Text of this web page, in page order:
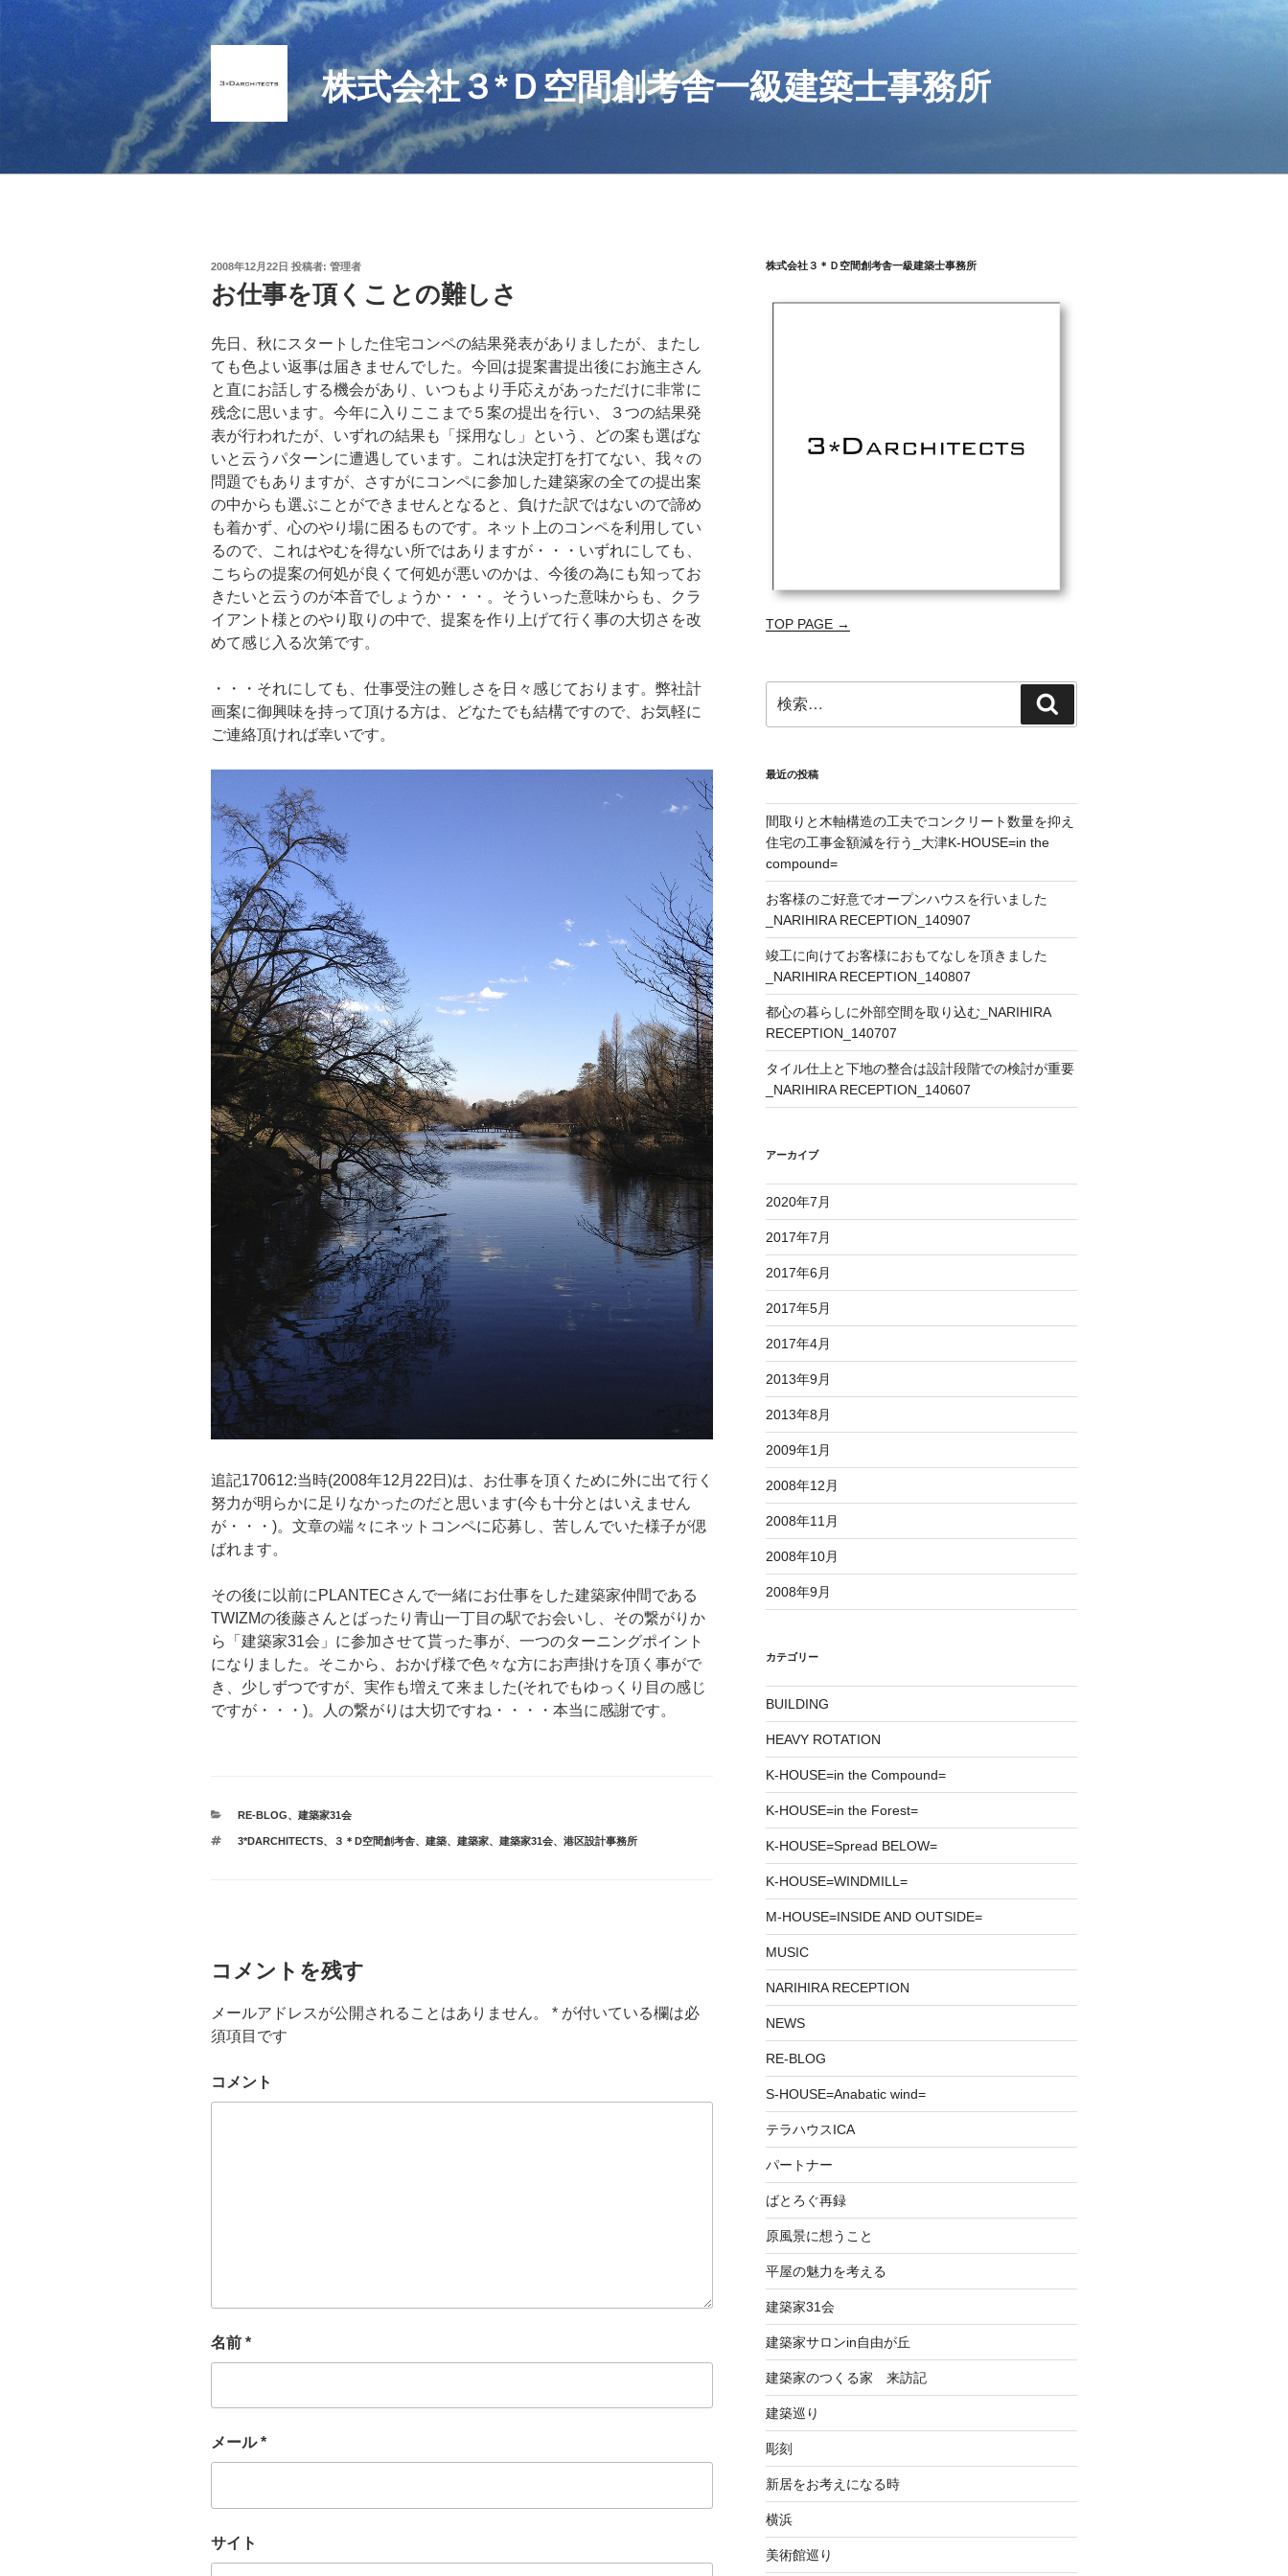
キ
株式会社３*Ｄ空間創考舎一級建築士事務所
投
稿
日:
2008年12月22日 投稿者: 管理者
お仕事を頂くことの難しさ
先日、秋にスタートした住宅コンペの結果発表がありましたが、またし
ても色よい返事は届きませんでした。今回は提案書提出後にお施主さん
と直にお話しする機会があり、いつもより手応えがあっただけに非常に
残念に思います。今年に入りここまで５案の提出を行い、３つの結果発
表が行われたが、いずれの結果も「採用なし」という、どの案も選ばな
いと云うパターンに遭遇しています。これは決定打を打てない、我々の
問題でもありますが、さすがにコンペに参加した建築家の全ての提出案
の中からも選ぶことができませんとなると、負けた訳ではないので諦め
も着かず、心のやり場に困るものです。ネット上のコンペを利用してい
るので、これはやむを得ない所ではありますが・・・いずれにしても、
こちらの提案の何処が良くて何処が悪いのかは、今後の為にも知ってお
きたいと云うのが本音でしょうか・・・。そういった意味からも、クラ
イアント様とのやり取りの中で、提案を作り上げて行く事の大切さを改
めて感じ入る次第です。
・・・それにしても、仕事受注の難しさを日々感じております。弊社計
画案に御興味を持って頂ける方は、どなたでも結構ですので、お気軽に
ご連絡頂ければ幸いです。
追記170612:当時(2008年12月22日)は、お仕事を頂くために外に出て行く
努力が明らかに足りなかったのだと思います(今も十分とはいえません
が・・・)。文章の端々にネットコンペに応募し、苦しんでいた様子が偲
ばれます。
その後に以前にPLANTECさんで一緒にお仕事をした建築家仲間である
TWIZMの後藤さんとばったり青山一丁目の駅でお会いし、その繋がりか
ら「建築家31会」に参加させて貰った事が、一つのターニングポイント
になりました。そこから、おかげ様で色々な方にお声掛けを頂く事がで
き、少しずつですが、実作も増えて来ました(それでもゆっくり目の感じ
ですが・・・)。人の繋がりは大切ですね・・・・本当に感謝です。
カ
ゴ
RE-BLOG、 建築家31会
タ
3*DARCHITECTS、 ３＊D空間創考舎、 建築、 建築家、 建築家31会、 港区設計事務所
コメントを残す
メールアドレスが公開されることはありません。 * が付いている欄は必
須項目です
コメント
名前 *
メール*
サイト
株式会社３＊Ｄ空間創考舎一級建築士事務所
TOP PAGE →
索:
索
最近の投稿
間取りと木軸構造の工夫でコンクリート数量を抑え
住宅の工事金額減を行う_大津K-HOUSE=in the
compound=
お客様のご好意でオープンハウスを行いました
_NARIHIRA RECEPTION_140907
竣工に向けてお客様におもてなしを頂きました
_NARIHIRA RECEPTION_140807
都心の暮らしに外部空間を取り込む_NARIHIRA
RECEPTION_140707
タイル仕上と下地の整合は設計段階での検討が重要
_NARIHIRA RECEPTION_140607
アーカイブ
2020年7月
2017年7月
2017年6月
2017年5月
2017年4月
2013年9月
2013年8月
2009年1月
2008年12月
2008年11月
2008年10月
2008年9月
カテゴリー
BUILDING
HEAVY ROTATION
K-HOUSE=in the Compound=
K-HOUSE=in the Forest=
K-HOUSE=Spread BELOW=
K-HOUSE=WINDMILL=
M-HOUSE=INSIDE AND OUTSIDE=
MUSIC
NARIHIRA RECEPTION
NEWS
RE-BLOG
S-HOUSE=Anabatic wind=
テラハウスICA
パートナー
ばとろぐ再録
原風景に想うこと
平屋の魅力を考える
建築家31会
建築家サロンin自由が丘
建築家のつくる家 来訪記
建築巡り
彫刻
新居をお考えになる時
横浜
美術館巡り